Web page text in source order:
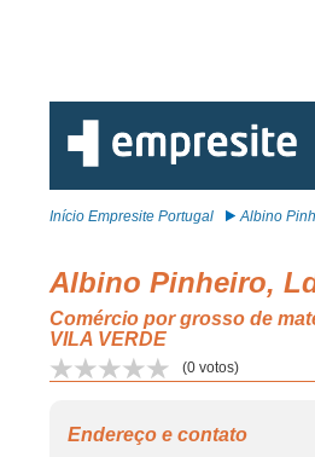
Início Empresite Portugal Albino
Albino Pinheiro,
Comércio por grosso de
VILA VERDE
(0 votos)
Endereço e contato